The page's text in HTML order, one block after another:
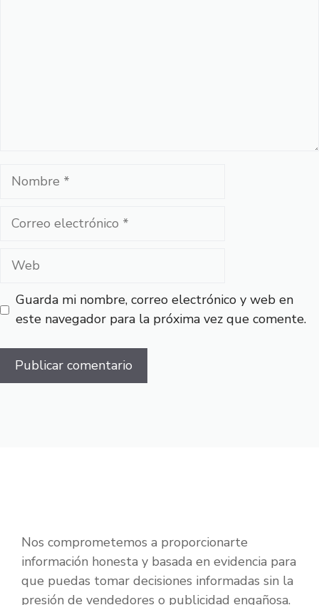
Nombre
Correo
Web
Guarda mi nombre, correo electrónico y web en
este navegador para la próxima vez que comente.
Nos comprometemos a proporcionarte
información honesta y basada en evidencia para
que puedas tomar decisiones informadas sin la
presión de vendedores o publicidad engañosa.